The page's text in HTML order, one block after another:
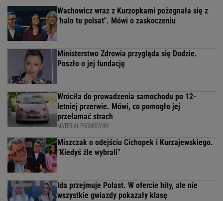
Wachowicz wraz z Kurzopkami pożegnała się z
"halo tu polsat". Mówi o zaskoczeniu
Ministerstwo Zdrowia przygląda się Dodzie.
Poszło o jej fundację
Wróciła do prowadzenia samochodu po 12-
letniej przerwie. Mówi, co pomogło jej
przełamać strach
MATERIAŁ PROMOCYJNY
Miszczak o odejściu Cichopek i Kurzajewskiego.
"Kiedyś źle wybrali"
Ida przejmuje Polast. W ofercie hity, ale nie
wszystkie gwiazdy pokazały klasę